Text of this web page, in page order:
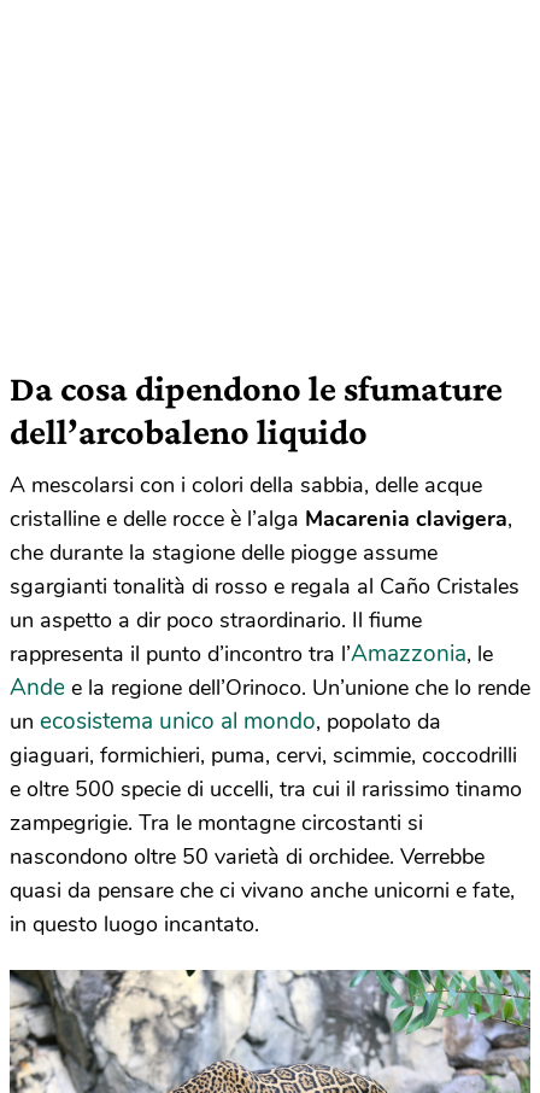
Da cosa dipendono le sfumature
dell’arcobaleno liquido
A mescolarsi con i colori della sabbia, delle acque
cristalline e delle rocce è l’alga Macarenia clavigera,
che durante la stagione delle piogge assume
sgargianti tonalità di rosso e regala al Caño Cristales
un aspetto a dir poco straordinario. Il fiume
rappresenta il punto d’incontro tra l’Amazzonia, le
Ande e la regione dell’Orinoco. Un’unione che lo rende
un ecosistema unico al mondo, popolato da
giaguari, formichieri, puma, cervi, scimmie, coccodrilli
e oltre 500 specie di uccelli, tra cui il rarissimo tinamo
zampegrigie. Tra le montagne circostanti si
nascondono oltre 50 varietà di orchidee. Verrebbe
quasi da pensare che ci vivano anche unicorni e fate,
in questo luogo incantato.